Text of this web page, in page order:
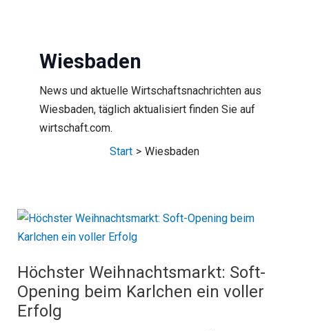
Wiesbaden
News und aktuelle Wirtschaftsnachrichten aus
Wiesbaden, täglich aktualisiert finden Sie auf
wirtschaft.com.
Start
Wiesbaden
Höchster Weihnachtsmarkt: Soft-
Opening beim Karlchen ein voller
Erfolg